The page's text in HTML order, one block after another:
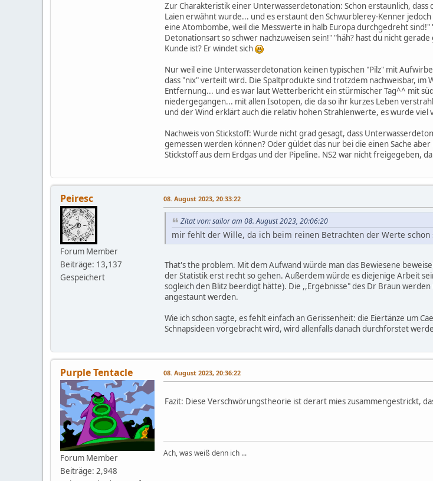
Zur Charakteristik einer Unterwasserdetonation: Schon erstaunlich,
Laien erwähnt wurde... und es erstaunt den Schwurblerey-Kenner
eine Atombombe, weil die Messwerte in halb Europa durchgedreht
Detonationsart so schwer nachzuweisen sein!" "häh? hast du nicht gerade
Kunde ist? Er windet sich
Nur weil eine Unterwasserdetonation keinen typischen "Pilz" mit
dass "nix" verteilt wird. Die Spaltprodukte sind trotzdem nachweisbar,
Entfernung... und es war laut Wetterbericht ein stürmischer Tag^^ mit
niedergegangen... mit allen Isotopen, die da so ihr kurzes Leben
und der Wind erklärt auch die relativ hohen Strahlenwerte, es wurde
Nachweis von Stickstoff: Wurde nicht grad gesagt, dass
gemessen werden können? Oder güldet das nur bei die einen Sache
Stickstoff aus dem Erdgas und der Pipeline. NS2 war nicht freigegeben,
Peiresc
Forum Member
Beiträge: 13,137
Gespeichert
08. August 2023, 20:33:22
Zitat von: sailor am 08. August 2023, 20:06:20
mir fehlt der Wille, da ich beim reinen Betrachten der Werte schon
That's the problem. Mit dem Aufwand würde man das Bewiesene
der Statistik erst recht so gehen. Außerdem würde es diejenige Arbeit
sogleich den Blitz beerdigt hätte). Die ,,Ergebnisse" des Dr Braun
angestaunt werden.
Wie ich schon sagte, es fehlt einfach an Gerissenheit: die Eiertänze um
Schnapsideen vorgebracht wird, wird allenfalls danach durchforstet
Purple Tentacle
Forum Member
Beiträge: 2,948
08. August 2023, 20:36:22
Fazit: Diese Verschwörungstheorie ist derart mies zusammengestrickt,
Ach, was weiß denn ich ...